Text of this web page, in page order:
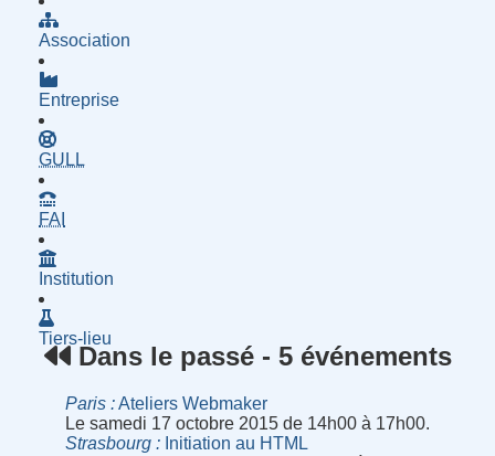
Association
Entreprise
GULL
FAI
Institution
Tiers-lieu
Dans le passé - 5 événements
Paris
Ateliers Webmaker
Le samedi 17 octobre 2015 de 14h00 à 17h00.
Strasbourg
Initiation au HTML